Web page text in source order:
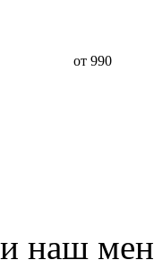
от 990
наш